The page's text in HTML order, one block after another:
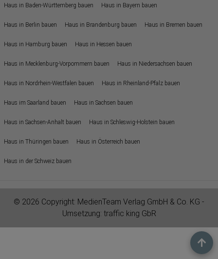
Haus in Baden-Württemberg bauen Haus in Bayern bauen
Haus in Berlin bauen Haus in Brandenburg bauen Haus in Bremen bauen
Haus in Hamburg bauen Haus in Hessen bauen
Haus in Mecklenburg-Vorpommern bauen Haus in Niedersachsen bauen
Haus in Nordrhein-Westfalen bauen Haus in Rheinland-Pfalz bauen
Haus im Saarland bauen Haus in Sachsen bauen
Haus in Sachsen-Anhalt bauen Haus in Schleswig-Holstein bauen
Haus in Thüringen bauen Haus in Österreich bauen
Haus in der Schweiz bauen
© 2026 Copyright: MedienTeam Verlag GmbH & Co. KG -
Umsetzung: traffic king GbR